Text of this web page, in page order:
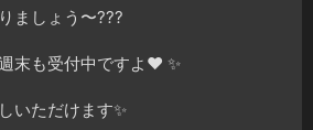
ましょう〜???
末も受付中ですよ❤️ ✨
いただけます✨